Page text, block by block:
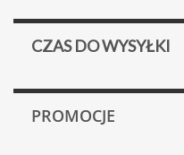
CZAS DO WYSYŁKI
PROMOCJE